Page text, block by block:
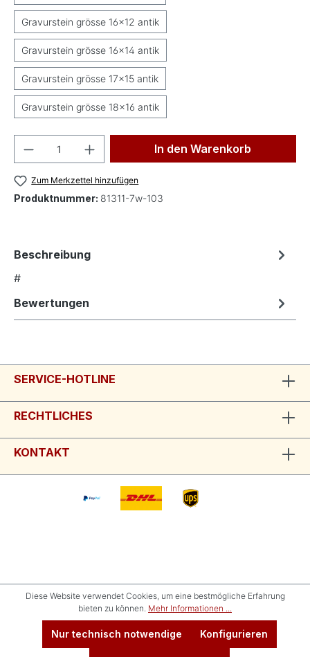
Gravurstein grösse 16x12 antik
Gravurstein grösse 16x14 antik
Gravurstein grösse 17x15 antik
Gravurstein grösse 18x16 antik
Produkt Anzahl: Gib den gewünschten
In den Warenkorb
Zum Merkzettel hinzufügen
Produktnummer: 81311-7w-103
Beschreibung
#
Bewertungen
SERVICE-HOTLINE
RECHTLICHES
KONTAKT
Diese Website verwendet Cookies, um eine bestmögliche Erfahrung
bieten zu können. Mehr Informationen ...
Nur technisch notwendige Konfigurieren